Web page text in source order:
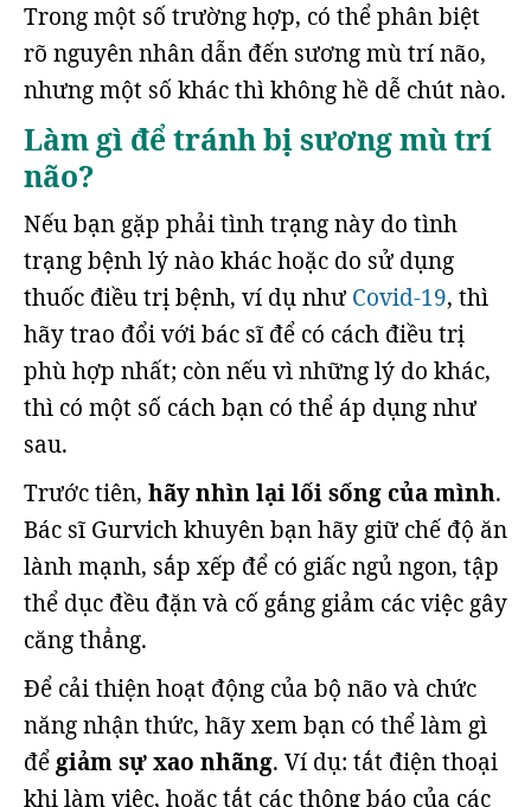
Trong một số trường hợp, có thể phân biệt
rõ nguyên nhân dẫn đến sương mù trí não,
nhưng một số khác thì không hề dễ chút nào.
Làm gì để tránh bị sương mù trí
não?
Nếu bạn gặp phải tình trạng này do tình
trạng bệnh lý nào khác hoặc do sử dụng
thuốc điều trị bệnh, ví dụ như Covid-19, thì
hãy trao đổi với bác sĩ để có cách điều trị
phù hợp nhất; còn nếu vì những lý do khác,
thì có một số cách bạn có thể áp dụng như
sau.
Trước tiên, hãy nhìn lại lối sống của mình.
Bác sĩ Gurvich khuyên bạn hãy giữ chế độ ăn
lành mạnh, sắp xếp để có giấc ngủ ngon, tập
thể dục đều đặn và cố gắng giảm các việc gây
căng thẳng.
Để cải thiện hoạt động của bộ não và chức
năng nhận thức, hãy xem bạn có thể làm gì
để giảm sự xao nhãng. Ví dụ: tắt điện thoại
khi làm việc, hoặc tắt các thông báo của các